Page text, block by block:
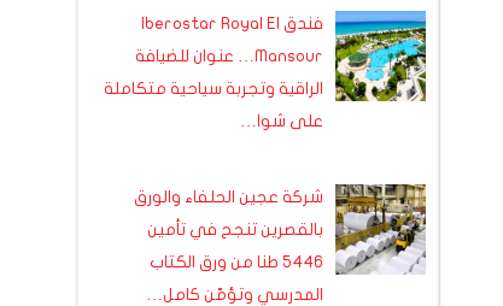
فندق Iberostar Royal El
Mansour… عنوان للضيافة
الراقية وتجربة سياحية متكاملة
على شوا…
شركة عجين الحلفاء والورق
بالقصرين تنجح في تأمين
5446 طنا من ورق الكتاب
المدرسي وتؤمّن كامل…